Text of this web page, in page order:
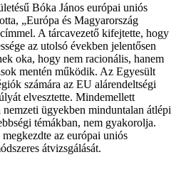
Bóka János európai uniós
„Európa és Magyarország
A tárcavezető kifejtette, hogy
az utolsó években jelentősen
oka, hogy nem racionális, hanem
mentén működik. Az Egyesült
számára az EU alárendeltségi
elvesztette. Mindemellett
ügyekben minduntalan átlépi
témákban, nem gyakorolja.
az európai uniós
átvizsgálását.